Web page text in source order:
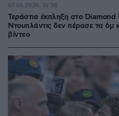
Τεράστια έκπληξη στο
Ντουπλάντις δεν πέρασε τα 6μ
βίντεο
07.06.2026, 19:38